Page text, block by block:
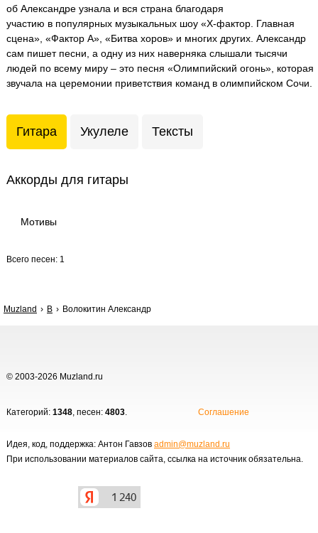
об Александре узнала и вся страна благодаря
участию в популярных музыкальных шоу «Х-фактор. Главная
сцена», «Фактор А», «Битва хоров» и многих других. Александр
сам пишет песни, а одну из них наверняка слышали тысячи
людей по всему миру – это песня «Олимпийский огонь», которая
звучала на церемонии приветствия команд в олимпийском Сочи.
Гитара Укулеле Тексты
Аккорды для гитары
Мотивы
Всего песен: 1
Muzland В Волокитин Александр
© 2003-2026 Muzland.ru
Категорий: 1348, песен: 4803. Соглашение
Идея, код, поддержка: Антон Гавзов admin@muzland.ru
При использовании материалов сайта, ссылка на источник обязательна.